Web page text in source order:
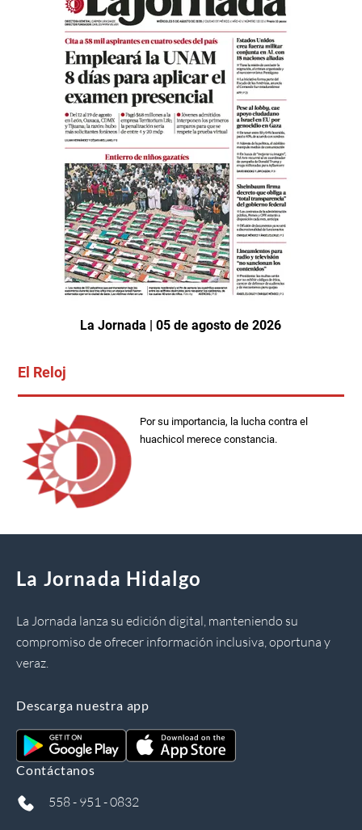
La Jornada | 05 de agosto de 2026
El Reloj
Por su importancia, la lucha contra el
huachicol merece constancia.
La Jornada Hidalgo
La Jornada lanza su edición digital, manteniendo su
compromiso de ofrecer información inclusiva, oportuna y
veraz.
Descarga nuestra app
Contáctanos
558 - 951 - 0832